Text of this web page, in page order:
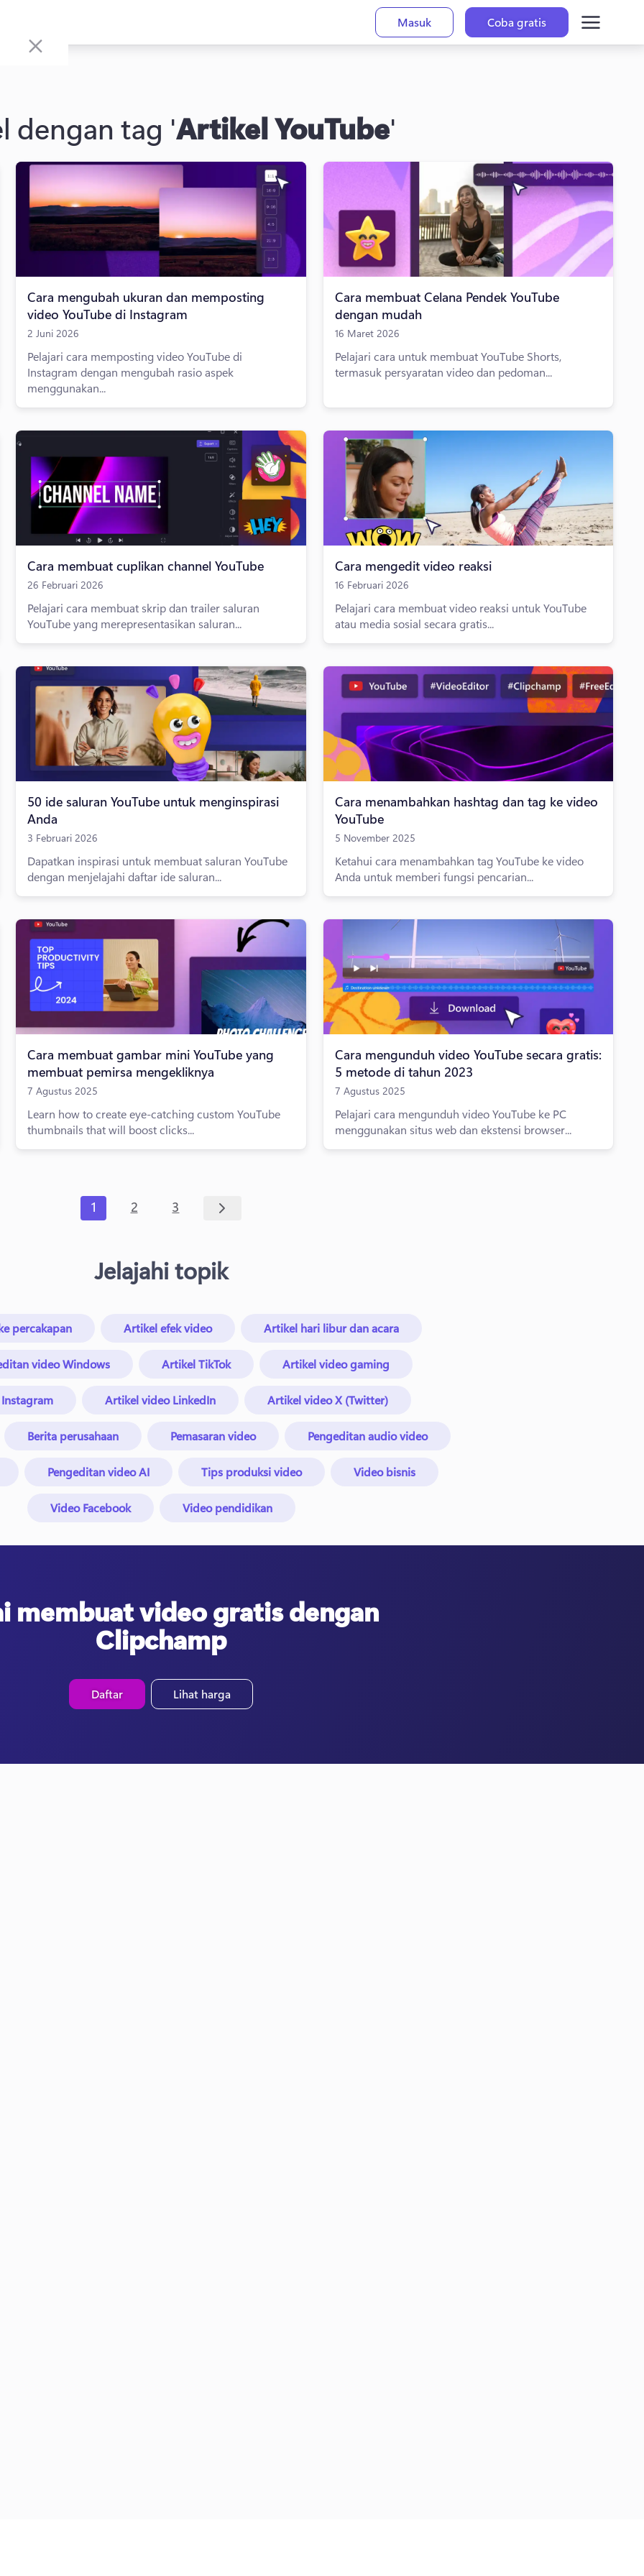
Masuk Coba gratis
dengan tag 'Artikel YouTube'
Cara mengubah ukuran dan memposting
video YouTube di Instagram
2 Juni 2026
Pelajari cara memposting video YouTube di
Instagram dengan mengubah rasio aspek
menggunakan...
Cara membuat Celana Pendek YouTube
dengan mudah
16 Maret 2026
Pelajari cara untuk membuat YouTube Shorts,
termasuk persyaratan video dan pedoman...
Cara membuat cuplikan channel YouTube
26 Februari 2026
Pelajari cara membuat skrip dan trailer saluran
YouTube yang merepresentasikan saluran...
Cara mengedit video reaksi
16 Februari 2026
Pelajari cara membuat video reaksi untuk YouTube
atau media sosial secara gratis...
50 ide saluran YouTube untuk menginspirasi
Anda
3 Februari 2026
Dapatkan inspirasi untuk membuat saluran YouTube
dengan menjelajahi daftar ide saluran...
Cara menambahkan hashtag dan tag ke video
YouTube
5 November 2025
Ketahui cara menambahkan tag YouTube ke video
Anda untuk memberi fungsi pencarian...
Cara membuat gambar mini YouTube yang
membuat pemirsa mengekliknya
7 Agustus 2025
Learn how to create eye-catching custom YouTube
thumbnails that will boost clicks...
Cara mengunduh video YouTube secara gratis:
5 metode di tahun 2023
7 Agustus 2025
Pelajari cara mengunduh video YouTube ke PC
menggunakan situs web dan ekstensi browser...
1 2 3
Jelajahi topik
percakapan Artikel efek video Artikel hari libur dan acara
video Windows Artikel TikTok Artikel video gaming
Artikel video LinkedIn Artikel video X (Twitter)
Berita perusahaan Pemasaran video Pengeditan audio video
Pengeditan video AI Tips produksi video Video bisnis
Video Facebook Video pendidikan
membuat video gratis dengan
Clipchamp
Daftar Lihat harga